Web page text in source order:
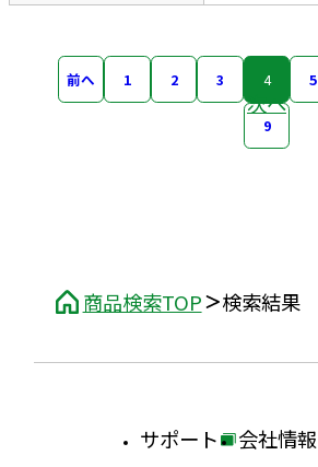
商品検索TOP 検索結果
前へ 1 2 3 4 5
9
次へ
外
サポート
外
会社情報